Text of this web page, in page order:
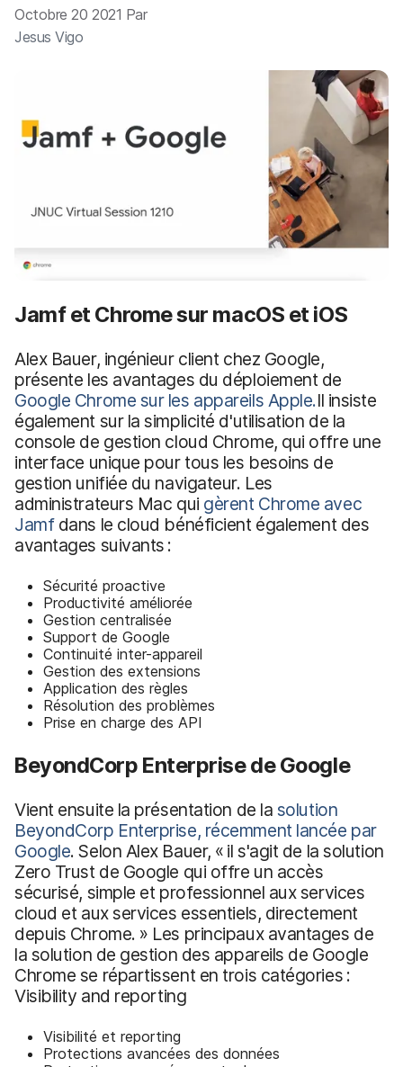
a
l
Octobre 20 2021 Par
Jesus Vigo
Jamf et Chrome sur macOS et iOS
Alex Bauer, ingénieur client chez Google,
présente les avantages du déploiement de
Google Chrome sur les appareils Apple.Il insiste
également sur la simplicité d'utilisation de la
console de gestion cloud Chrome, qui offre une
interface unique pour tous les besoins de
gestion unifiée du navigateur. Les
administrateurs Mac qui gèrent Chrome avec
Jamfdans le cloud bénéficient également des
avantages suivants :
Sécurité proactive
Productivité améliorée
Gestion centralisée
Support de Google
Continuité inter-appareil
Gestion des extensions
Application des règles
Résolution des problèmes
Prise en charge des API
BeyondCorp Enterprise de Google
Vient ensuite la présentation de la solution
BeyondCorp Enterprise, récemment lancée par
Google. Selon Alex Bauer, « il s'agit de la solution
Zero Trust de Google qui offre un accès
sécurisé, simple et professionnel aux services
cloud et aux services essentiels, directement
depuis Chrome. » Les principaux avantages de
la solution de gestion des appareils de Google
Chrome se répartissent en trois catégories :
Visibility and reporting
Visibilité et reporting
Protections avancées des données